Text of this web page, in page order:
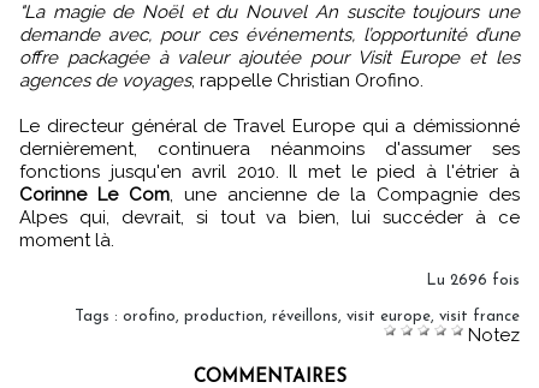
"La magie de Noël et du Nouvel An suscite toujours une
demande avec, pour ces événements, l’opportunité d’une
offre packagée à valeur ajoutée pour Visit Europe et les
agences de voyages, rappelle Christian Orofino.
Le directeur général de Travel Europe qui a démissionné
dernièrement, continuera néanmoins d'assumer ses
fonctions jusqu'en avril 2010. Il met le pied à l'étrier à
Corinne Le Com, une ancienne de la Compagnie des
Alpes qui, devrait, si tout va bien, lui succéder à ce
moment là.
Lu 2696 fois
Tags : orofino, production, réveillons, visit europe, visit france
Notez
COMMENTAIRES